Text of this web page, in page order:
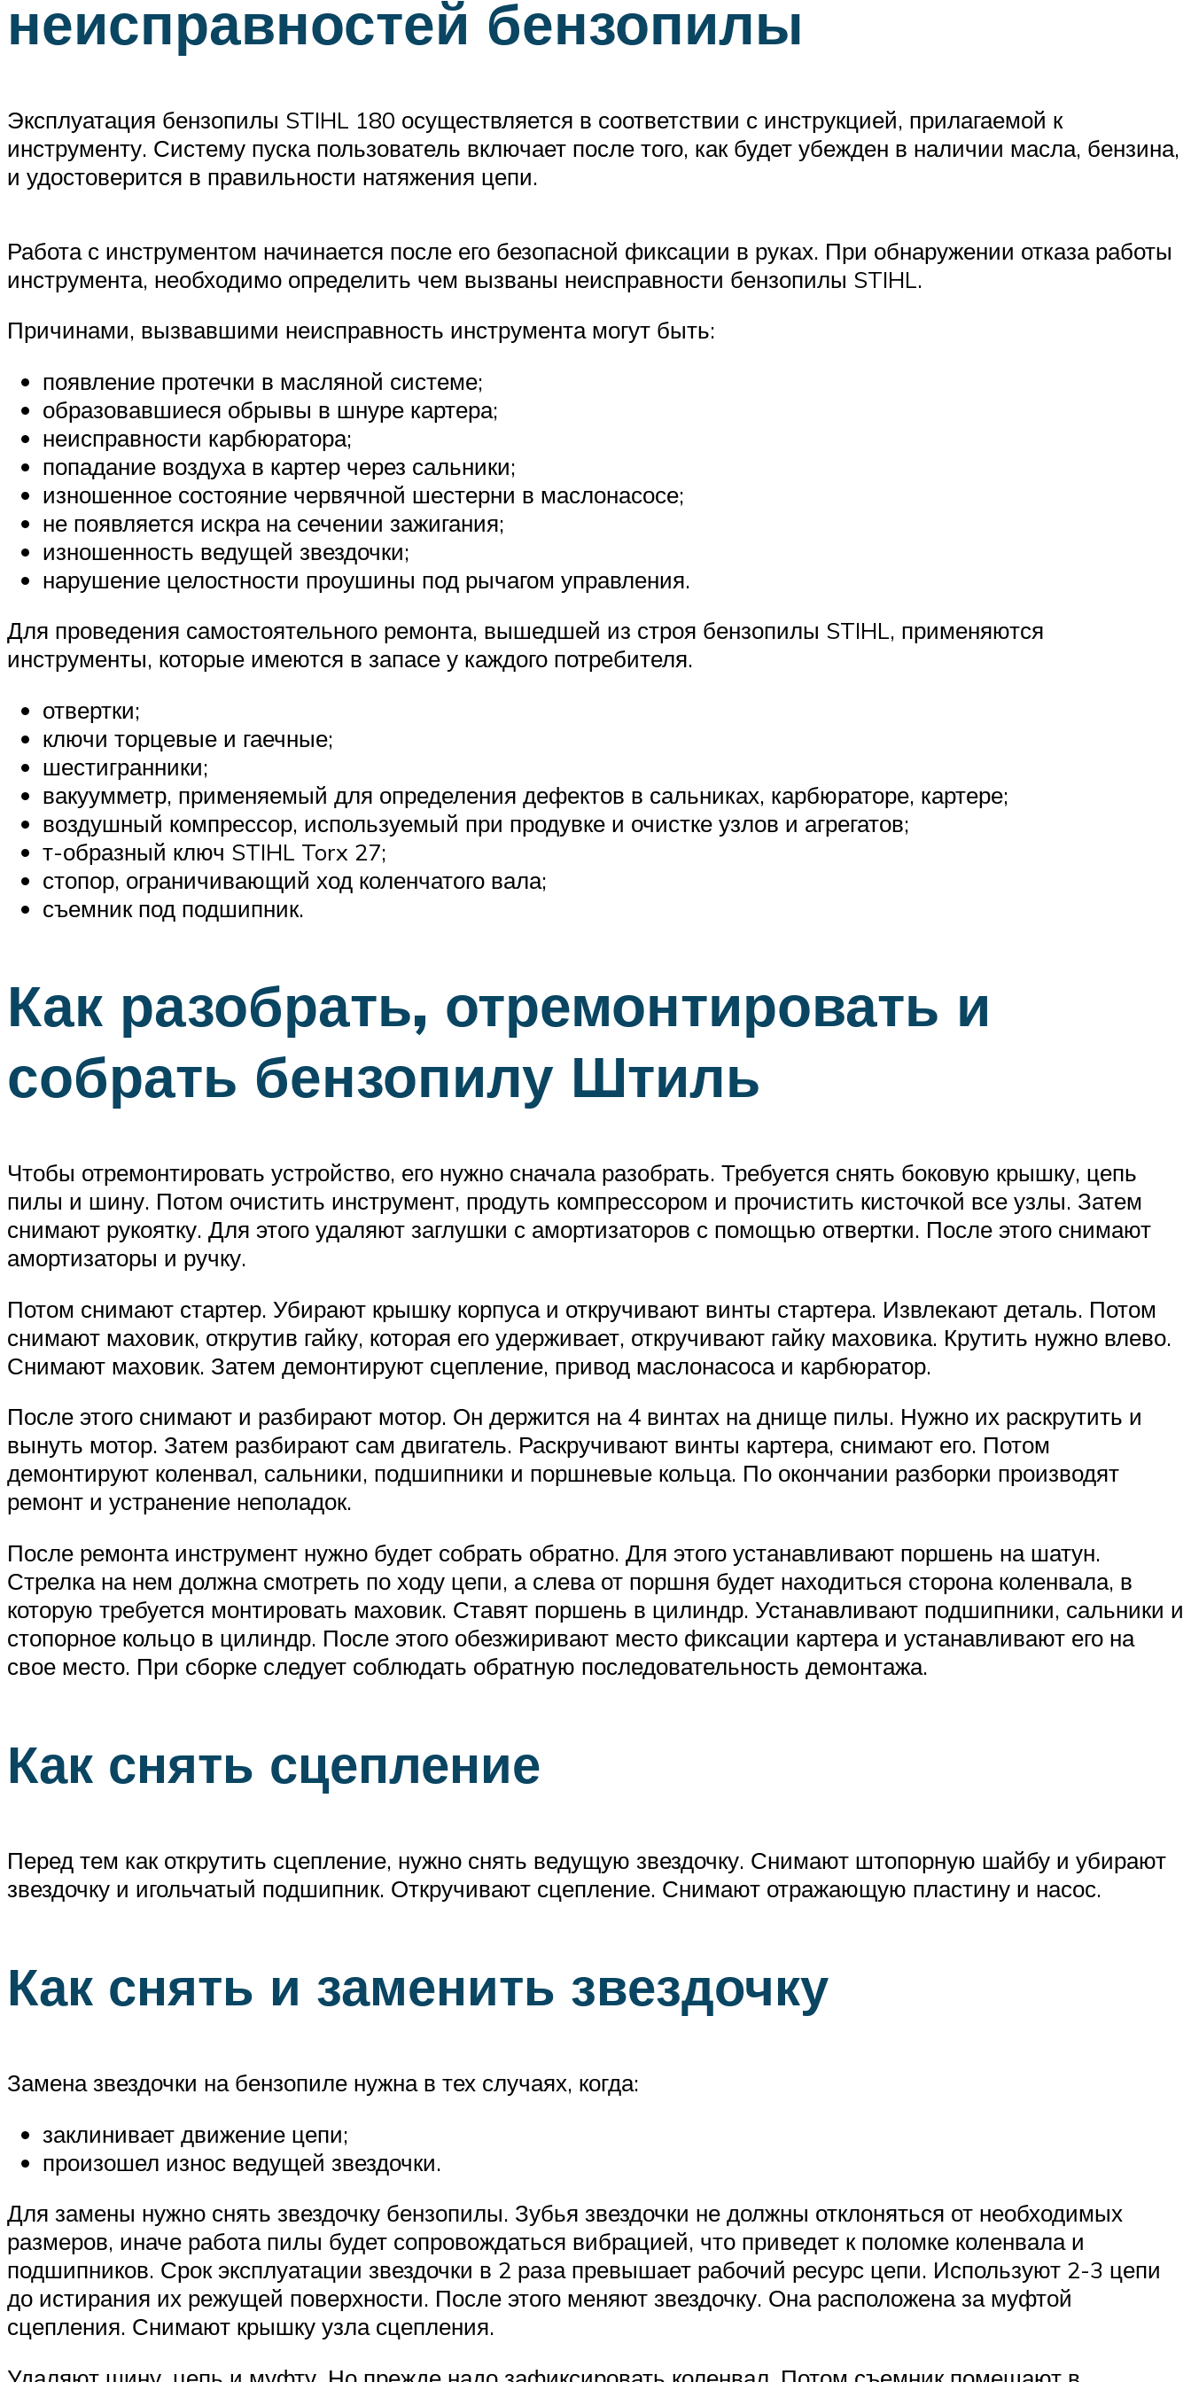
неисправностей бензопилы
Эксплуатация бензопилы STIHL 180 осуществляется в соответствии с инструкцией, прилагаемой к
инструменту. Систему пуска пользователь включает после того, как будет убежден в наличии масла, бензина,
и удостоверится в правильности натяжения цепи.
Работа с инструментом начинается после его безопасной фиксации в руках. При обнаружении отказа работы
инструмента, необходимо определить чем вызваны неисправности бензопилы STIHL.
Причинами, вызвавшими неисправность инструмента могут быть:
появление протечки в масляной системе;
образовавшиеся обрывы в шнуре картера;
неисправности карбюратора;
попадание воздуха в картер через сальники;
изношенное состояние червячной шестерни в маслонасосе;
не появляется искра на сечении зажигания;
изношенность ведущей звездочки;
нарушение целостности проушины под рычагом управления.
Для проведения самостоятельного ремонта, вышедшей из строя бензопилы STIHL, применяются
инструменты, которые имеются в запасе у каждого потребителя.
отвертки;
ключи торцевые и гаечные;
шестигранники;
вакуумметр, применяемый для определения дефектов в сальниках, карбюраторе, картере;
воздушный компрессор, используемый при продувке и очистке узлов и агрегатов;
т-образный ключ STIHL Torx 27;
стопор, ограничивающий ход коленчатого вала;
съемник под подшипник.
Как разобрать, отремонтировать и
собрать бензопилу Штиль
Чтобы отремонтировать устройство, его нужно сначала разобрать. Требуется снять боковую крышку, цепь
пилы и шину. Потом очистить инструмент, продуть компрессором и прочистить кисточкой все узлы. Затем
снимают рукоятку. Для этого удаляют заглушки с амортизаторов с помощью отвертки. После этого снимают
амортизаторы и ручку.
Потом снимают стартер. Убирают крышку корпуса и откручивают винты стартера. Извлекают деталь. Потом
снимают маховик, открутив гайку, которая его удерживает, откручивают гайку маховика. Крутить нужно влево.
Снимают маховик. Затем демонтируют сцепление, привод маслонасоса и карбюратор.
После этого снимают и разбирают мотор. Он держится на 4 винтах на днище пилы. Нужно их раскрутить и
вынуть мотор. Затем разбирают сам двигатель. Раскручивают винты картера, снимают его. Потом
демонтируют коленвал, сальники, подшипники и поршневые кольца. По окончании разборки производят
ремонт и устранение неполадок.
После ремонта инструмент нужно будет собрать обратно. Для этого устанавливают поршень на шатун.
Стрелка на нем должна смотреть по ходу цепи, а слева от поршня будет находиться сторона коленвала, в
которую требуется монтировать маховик. Ставят поршень в цилиндр. Устанавливают подшипники, сальники и
стопорное кольцо в цилиндр. После этого обезжиривают место фиксации картера и устанавливают его на
свое место. При сборке следует соблюдать обратную последовательность демонтажа.
Как снять сцепление
Перед тем как открутить сцепление, нужно снять ведущую звездочку. Снимают штопорную шайбу и убирают
звездочку и игольчатый подшипник. Откручивают сцепление. Снимают отражающую пластину и насос.
Как снять и заменить звездочку
Замена звездочки на бензопиле нужна в тех случаях, когда:
заклинивает движение цепи;
произошел износ ведущей звездочки.
Для замены нужно снять звездочку бензопилы. Зубья звездочки не должны отклоняться от необходимых
размеров, иначе работа пилы будет сопровождаться вибрацией, что приведет к поломке коленвала и
подшипников. Срок эксплуатации звездочки в 2 раза превышает рабочий ресурс цепи. Используют 2-3 цепи
до истирания их режущей поверхности. После этого меняют звездочку. Она расположена за муфтой
сцепления. Снимают крышку узла сцепления.